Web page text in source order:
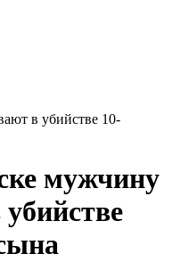
в убийстве 10-
мужчину